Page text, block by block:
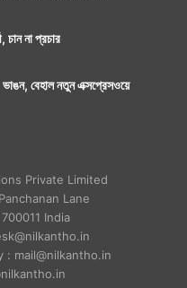
চান না প্রচার
বেহাল নতুন এক্সপ্রেসওয়ে
Private Limited
Lane
India
: mail@nilkantho.in